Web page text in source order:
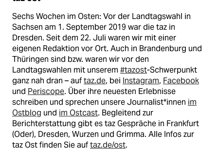
Sechs Wochen im Osten: Vor der Landtagswahl in
Sachsen am 1. September 2019 war die taz in
Dresden. Seit dem 22. Juli waren wir mit einer
eigenen Redaktion vor Ort. Auch in Brandenburg und
Thüringen sind bzw. waren wir vor den
Landtagswahlen mit unserem #tazost-Schwerpunkt
ganz nah dran – auftaz.de, bei Instagram, Facebook
und Periscope. Über ihre neuesten Erlebnisse
schreiben und sprechen unsere Journalist*innen im
Ostblog und im Ostcast. Begleitend zur
Berichterstattung gibt es taz Gespräche in Frankfurt
(Oder), Dresden, Wurzen und Grimma. Alle Infos zur
taz Ost finden Sie auftaz.de/ost.